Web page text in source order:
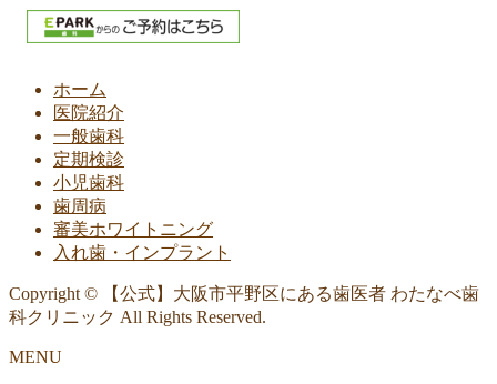
ホーム
医院紹介
一般歯科
定期検診
小児歯科
歯周病
審美ホワイトニング
入れ歯・インプラント
Copyright © 【公式】大阪市平野区にある歯医者 わたなべ歯
科クリニック All Rights Reserved.
MENU